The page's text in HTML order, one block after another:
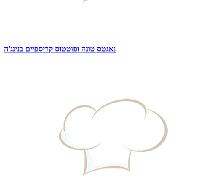
נאגטס טונה ופוטטוס קריספיים בנינג'ה